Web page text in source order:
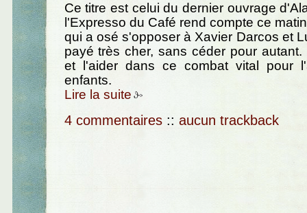
Ce titre est celui du dernier ouvrage
l'Expresso du Café rend compte ce
qui a osé s'opposer à Xavier Darcos et
payé très cher, sans céder pour
et l'aider dans ce combat vital pour
enfants.
Lire la suite
4 commentaires :: aucun trackback